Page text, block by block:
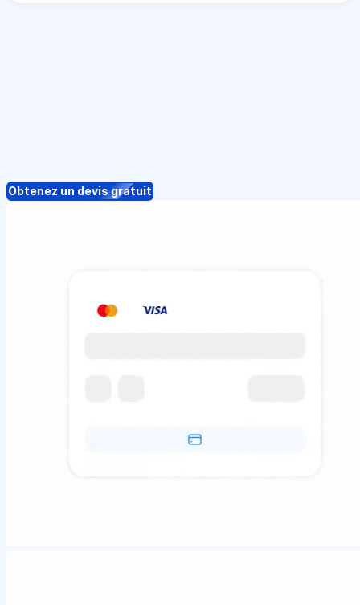
Obtenez un devis gratuit